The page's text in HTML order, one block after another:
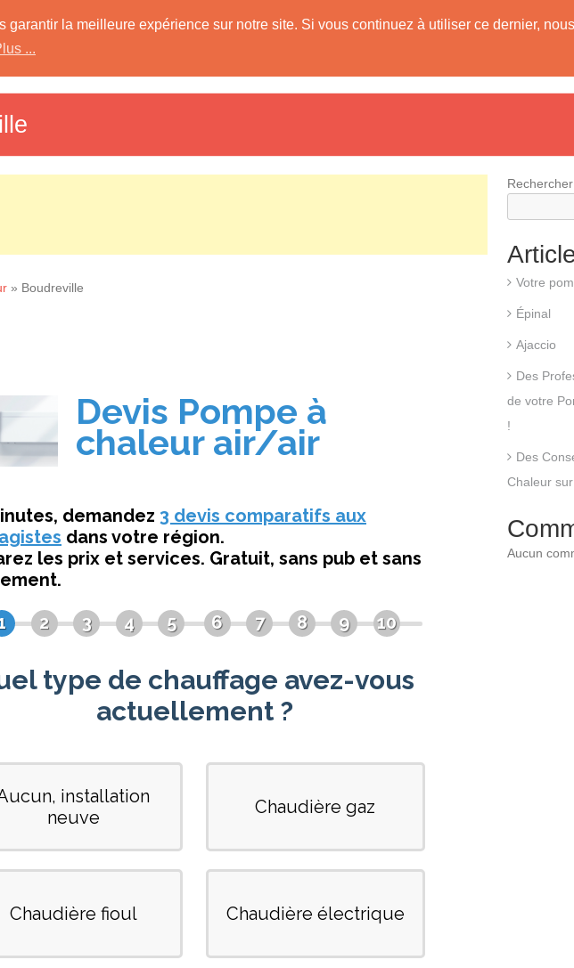
garantir la meilleure expérience sur notre site. Si vous continuez à utiliser ce dernier,
...
Chaleur
Pompes à Chaleur
» Boudreville
Rechercher
Votre
Épinal
Ajaccio
Des
de votre
!
Des
Chaleur
Aucun